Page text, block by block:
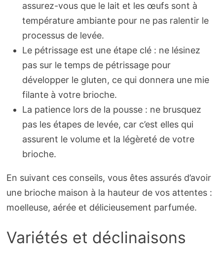
assurez-vous que le lait et les œufs sont à
température ambiante pour ne pas ralentir le
processus de levée.
Le pétrissage est une étape clé : ne lésinez
pas sur le temps de pétrissage pour
développer le gluten, ce qui donnera une mie
filante à votre brioche.
La patience lors de la pousse : ne brusquez
pas les étapes de levée, car c’est elles qui
assurent le volume et la légèreté de votre
brioche.
En suivant ces conseils, vous êtes assurés d’avoir
une brioche maison à la hauteur de vos attentes :
moelleuse, aérée et délicieusement parfumée.
Variétés et déclinaisons